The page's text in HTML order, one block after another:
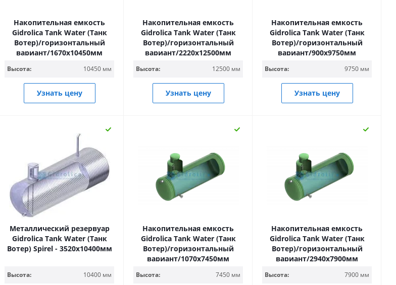
Накопительная емкость
Gidrolica Tank Water (Танк
Вотер)/горизонтальный
вариант/1670х10450мм
Высота: 10450 мм
Узнать цену
Накопительная емкость
Gidrolica Tank Water (Танк
Вотер)/горизонтальный
вариант/2220х12500мм
Высота: 12500 мм
Узнать цену
Накопительная емкость
Gidrolica Tank Water (Танк
Вотер)/горизонтальный
вариант/900х9750мм
Высота: 9750 мм
Узнать цену
Металлический резервуар
Gidrolica Tank Water (Танк
Вотер) Spirel - 3520х10400мм
Высота: 10400 мм
Накопительная емкость
Gidrolica Tank Water (Танк
Вотер)/горизонтальный
вариант/1070х7450мм
Высота: 7450 мм
Накопительная емкость
Gidrolica Tank Water (Танк
Вотер)/горизонтальный
вариант/2940х7900мм
Высота: 7900 мм